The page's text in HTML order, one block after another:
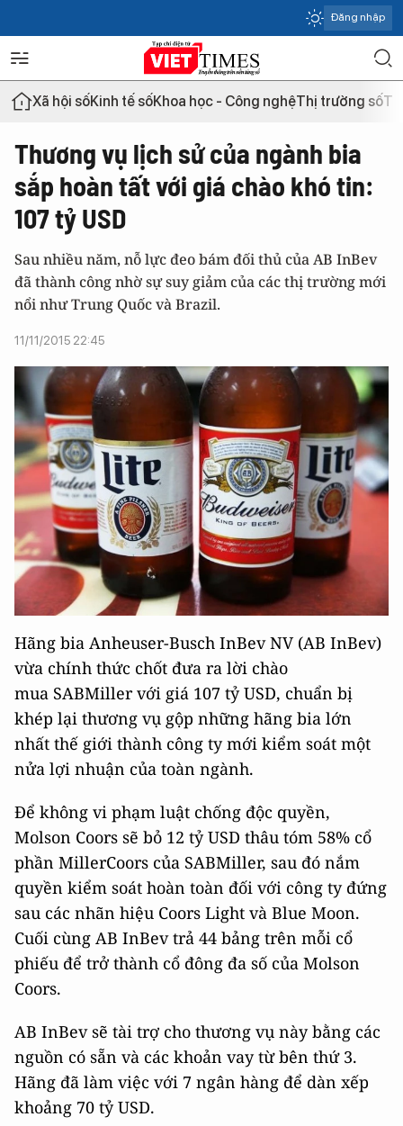
Đăng nhập
Xã hội sốKinh tế sốKhoa học - Công nghệThị trường số
Thương vụ lịch sử của ngành bia
sắp hoàn tất với giá chào khó tin:
107 tỷ USD
Sau nhiều năm, nỗ lực đeo bám đối thủ của AB InBev
đã thành công nhờ sự suy giảm của các thị trường mới
nổi như Trung Quốc và Brazil.
11/11/2015 22:45
Hãng bia Anheuser-Busch InBev NV (AB InBev)
vừa chính thức chốt đưa ra lời chào
mua SABMiller với giá 107 tỷ USD, chuẩn bị
khép lại thương vụ gộp những hãng bia lớn
nhất thế giới thành công ty mới kiểm soát một
nửa lợi nhuận của toàn ngành.
Để không vi phạm luật chống độc quyền,
Molson Coors sẽ bỏ 12 tỷ USD thâu tóm 58% cổ
phần MillerCoors của SABMiller, sau đó nắm
quyền kiểm soát hoàn toàn đối với công ty đứng
sau các nhãn hiệu Coors Light và Blue Moon.
Cuối cùng AB InBev trả 44 bảng trên mỗi cổ
phiếu để trở thành cổ đông đa số của Molson
Coors.
AB InBev sẽ tài trợ cho thương vụ này bằng các
nguồn có sẵn và các khoản vay từ bên thứ 3.
Hãng đã làm việc với 7 ngân hàng để dàn xếp
khoảng 70 tỷ USD.